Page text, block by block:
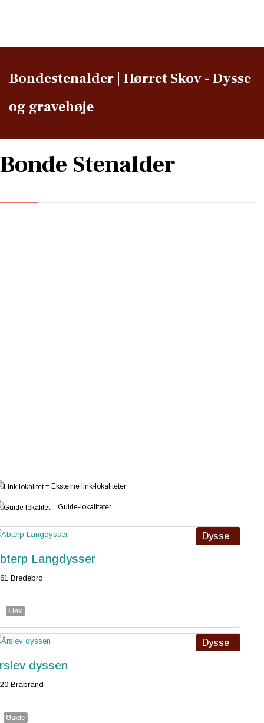
Bondestenalder | Hørret Skov - Dysse
og gravehøje
Bonde Stenalder
= Eksterne link-lokaliteter
= Guide-lokaliteter
Dysse
Langdysser
Bredebro
Link
Dysse
dyssen
Brabrand
Guide